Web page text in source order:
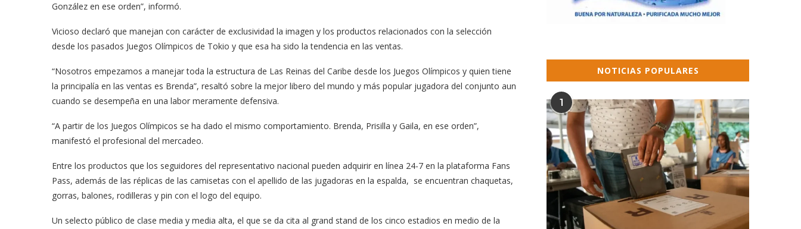
González en ese orden”, informó.
Vicioso declaró que manejan con carácter de exclusividad la imagen y los productos relacionados con la selección
desde los pasados Juegos Olímpicos de Tokio y que esa ha sido la tendencia en las ventas.
“Nosotros empezamos a manejar toda la estructura de Las Reinas del Caribe desde los Juegos Olímpicos y quien tiene
la principalía en las ventas es Brenda”, resaltó sobre la mejor libero del mundo y más popular jugadora del conjunto aun
cuando se desempeña en una labor meramente defensiva.
“A partir de los Juegos Olímpicos se ha dado el mismo comportamiento. Brenda, Prisilla y Gaila, en ese orden”,
manifestó el profesional del mercadeo.
Entre los productos que los seguidores del representativo nacional pueden adquirir en línea 24-7 en la plataforma Fans
Pass, además de las réplicas de las camisetas con el apellido de las jugadoras en la espalda, se encuentran chaquetas,
gorras, balones, rodilleras y pin con el logo del equipo.
Un selecto público de clase media y media alta, el que se da cita al grand stand de los cinco estadios en medio de la
NOTICIAS POPULARES
1